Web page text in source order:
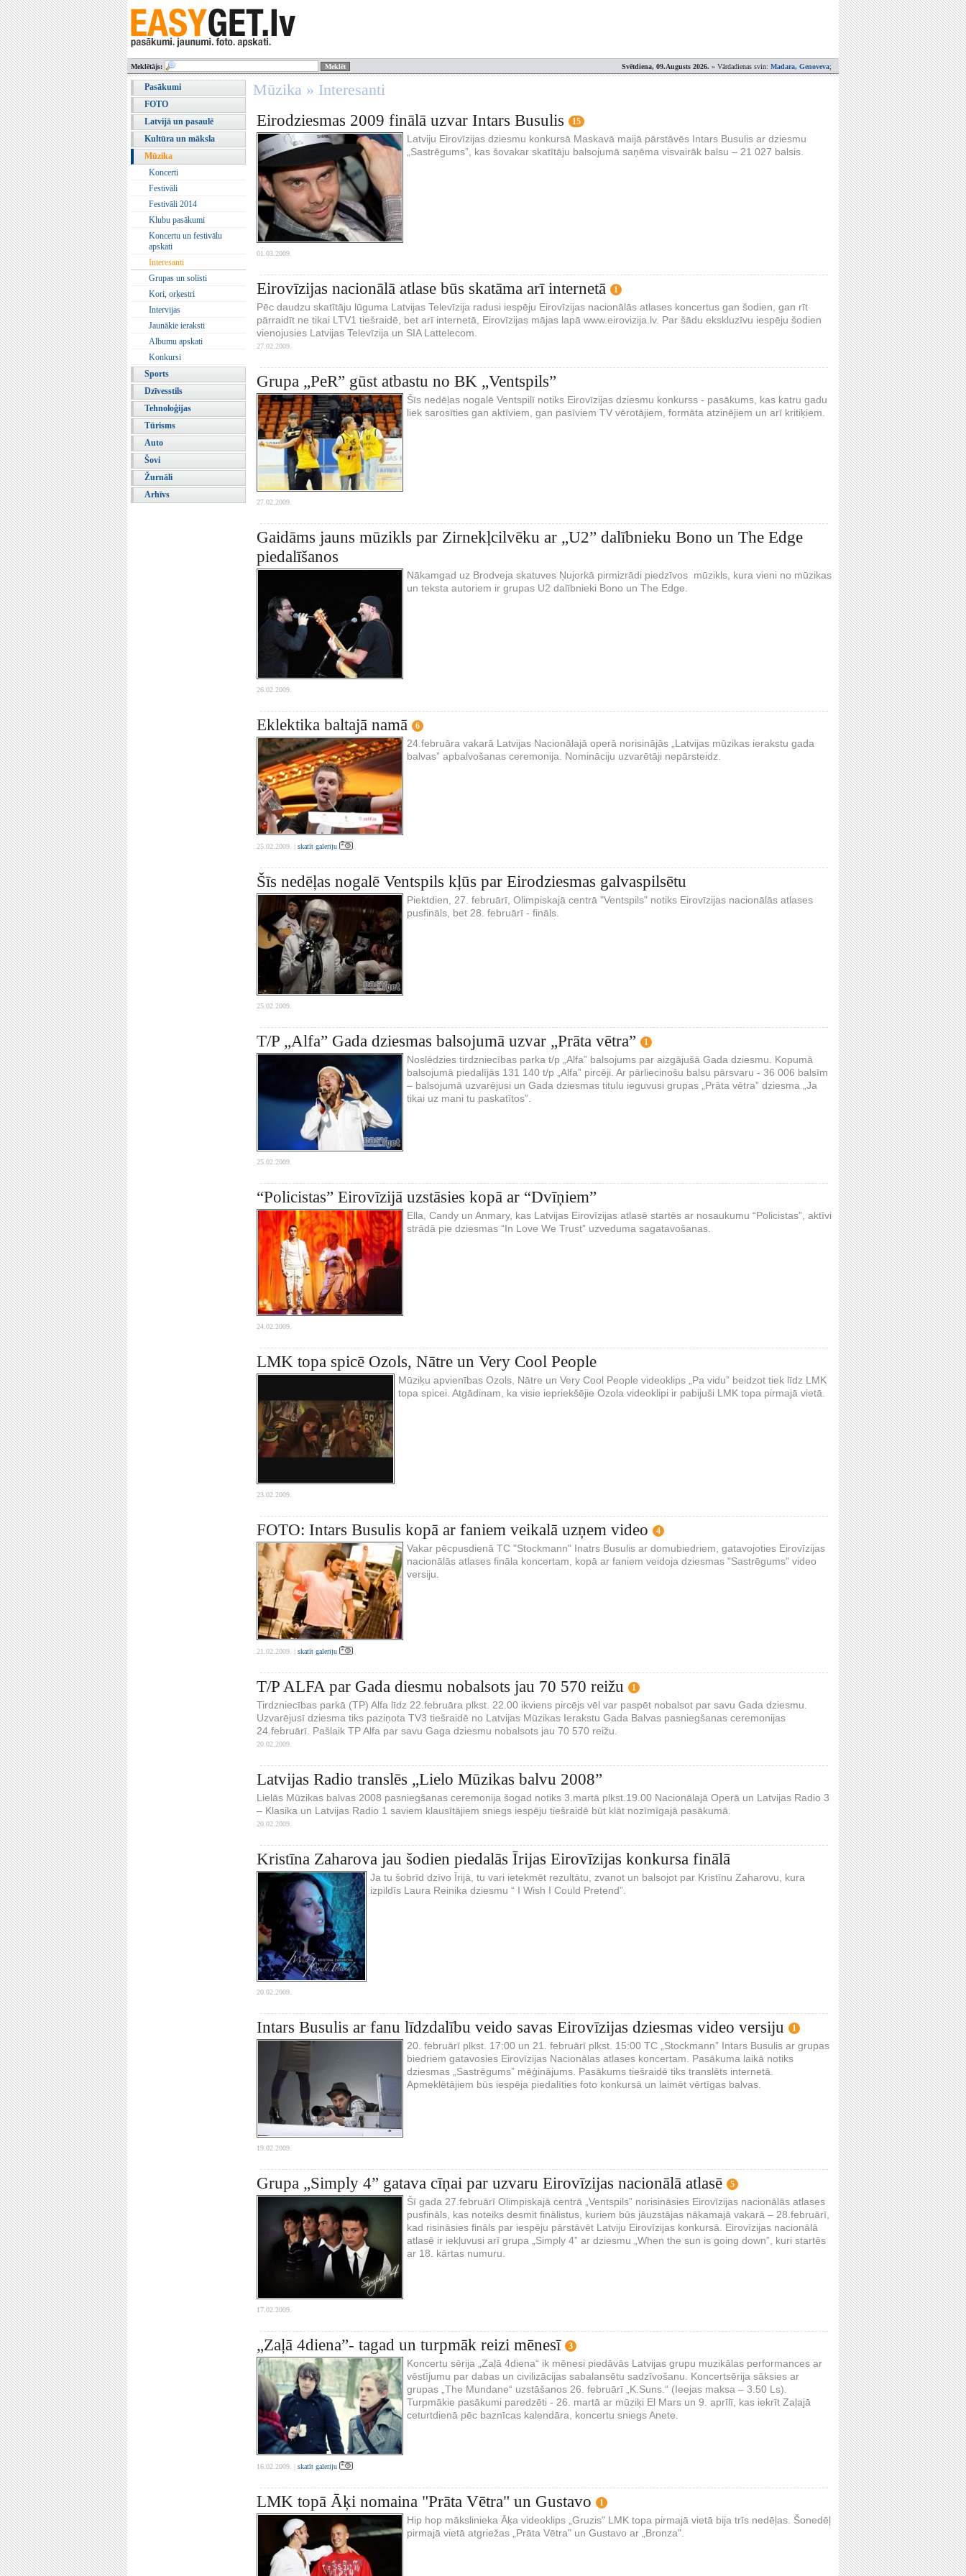
Svētdiena, 09.Augusts 2026. » Vārdadienas svin: Madara, Genoveva;
Meklētājs:
Pasākumi
FOTO
Latvijā un pasaulē
Kultūra un māksla
Mūzika
Koncerti
Festivāli
Festivāli 2014
Klubu pasākumi
Koncertu un festivālu
apskati
Interesanti
Grupas un solisti
Kori, orķestri
Intervijas
Jaunākie ieraksti
Albumu apskati
Konkursi
Sports
Dzīvesstils
Tehnoloģijas
Tūrisms
Auto
Šovi
Žurnāli
Arhīvs
Mūzika » Interesanti
Eirodziesmas 2009 finālā uzvar Intars Busulis
15
Latviju Eirovīzijas dziesmu konkursā Maskavā maijā pārstāvēs Intars Busulis ar dziesmu
„Sastrēgums”, kas šovakar skatītāju balsojumā saņēma visvairāk balsu – 21 027 balsis.
01.03.2009.
Eirovīzijas nacionālā atlase būs skatāma arī internetā 1
Pēc daudzu skatītāju lūguma Latvijas Televīzija radusi iespēju Eirovīzijas nacionālās atlases koncertus gan šodien, gan rīt
pārraidīt ne tikai LTV1 tiešraidē, bet arī internetā, Eirovīzijas mājas lapā www.eirovizija.lv. Par šādu ekskluzīvu iespēju šodien
vienojusies Latvijas Televīzija un SIA Lattelecom.
27.02.2009.
Grupa „PeR” gūst atbastu no BK „Ventspils”
Šīs nedēļas nogalē Ventspilī notiks Eirovīzijas dziesmu konkurss - pasākums, kas katru gadu
liek sarosīties gan aktīviem, gan pasīviem TV vērotājiem, formāta atzinējiem un arī kritiķiem.
27.02.2009.
Gaidāms jauns mūzikls par Zirnekļcilvēku ar „U2” dalībnieku Bono un The Edge
piedalīšanos
Nākamgad uz Brodveja skatuves Ņujorkā pirmizrādi piedzīvos mūzikls, kura vieni no mūzikas
un teksta autoriem ir grupas U2 dalībnieki Bono un The Edge.
26.02.2009.
Eklektika baltajā namā 6
24.februāra vakarā Latvijas Nacionālajā operā norisinājās „Latvijas mūzikas ierakstu gada
balvas” apbalvošanas ceremonija. Nomināciju uzvarētāji nepārsteidz.
25.02.2009. | skatīt galeriju
Šīs nedēļas nogalē Ventspils kļūs par Eirodziesmas galvaspilsētu
Piektdien, 27. februārī, Olimpiskajā centrā "Ventspils" notiks Eirovīzijas nacionālās atlases
pusfināls, bet 28. februārī - fināls.
25.02.2009.
T/P „Alfa” Gada dziesmas balsojumā uzvar „Prāta vētra” 1
Noslēdzies tirdzniecības parka t/p „Alfa” balsojums par aizgājušā Gada dziesmu. Kopumā
balsojumā piedalījās 131 140 t/p „Alfa” pircēji. Ar pārliecinošu balsu pārsvaru - 36 006 balsīm
– balsojumā uzvarējusi un Gada dziesmas titulu ieguvusi grupas „Prāta vētra” dziesma „Ja
tikai uz mani tu paskatītos”.
25.02.2009.
“Policistas” Eirovīzijā uzstāsies kopā ar “Dvīņiem”
Ella, Candy un Anmary, kas Latvijas Eirovīzijas atlasē startēs ar nosaukumu “Policistas”, aktīvi
strādā pie dziesmas “In Love We Trust” uzveduma sagatavošanas.
24.02.2009.
LMK topa spicē Ozols, Nātre un Very Cool People
Mūziķu apvienības Ozols, Nātre un Very Cool People videoklips „Pa vidu” beidzot tiek līdz LMK
topa spicei. Atgādinam, ka visie iepriekšējie Ozola videoklipi ir pabijuši LMK topa pirmajā vietā.
23.02.2009.
FOTO: Intars Busulis kopā ar faniem veikalā uzņem video 4
Vakar pēcpusdienā TC "Stockmann" Inatrs Busulis ar domubiedriem, gatavojoties Eirovīzijas
nacionālās atlases fināla koncertam, kopā ar faniem veidoja dziesmas "Sastrēgums" video
versiju.
21.02.2009. | skatīt galeriju
T/P ALFA par Gada diesmu nobalsots jau 70 570 reižu 1
Tirdzniecības parkā (TP) Alfa līdz 22.februāra plkst. 22.00 ikviens pircējs vēl var paspēt nobalsot par savu Gada dziesmu.
Uzvarējusī dziesma tiks paziņota TV3 tiešraidē no Latvijas Mūzikas Ierakstu Gada Balvas pasniegšanas ceremonijas
24.februārī. Pašlaik TP Alfa par savu Gaga dziesmu nobalsots jau 70 570 reižu.
20.02.2009.
Latvijas Radio translēs „Lielo Mūzikas balvu 2008”
Lielās Mūzikas balvas 2008 pasniegšanas ceremonija šogad notiks 3.martā plkst.19.00 Nacionālajā Operā un Latvijas Radio 3
– Klasika un Latvijas Radio 1 saviem klausītājiem sniegs iespēju tiešraidē būt klāt nozīmīgajā pasākumā.
20.02.2009.
Kristīna Zaharova jau šodien piedalās Īrijas Eirovīzijas konkursa finālā
Ja tu šobrīd dzīvo Īrijā, tu vari ietekmēt rezultātu, zvanot un balsojot par Kristīnu Zaharovu, kura
izpildīs Laura Reinika dziesmu “ I Wish I Could Pretend”.
20.02.2009.
Intars Busulis ar fanu līdzdalību veido savas Eirovīzijas dziesmas video versiju 1
20. februārī plkst. 17:00 un 21. februārī plkst. 15:00 TC „Stockmann” Intars Busulis ar grupas
biedriem gatavosies Eirovīzijas Nacionālas atlases koncertam. Pasākuma laikā notiks
dziesmas „Sastrēgums” mēģinājums. Pasākums tiešraidē tiks translēts internetā.
Apmeklētājiem būs iespēja piedalīties foto konkursā un laimēt vērtīgas balvas.
19.02.2009.
Grupa „Simply 4” gatava cīņai par uzvaru Eirovīzijas nacionālā atlasē 5
Šī gada 27.februārī Olimpiskajā centrā „Ventspils” norisināsies Eirovīzijas nacionālās atlases
pusfināls, kas noteiks desmit finālistus, kuriem būs jāuzstājas nākamajā vakarā – 28.februārī,
kad risināsies fināls par iespēju pārstāvēt Latviju Eirovīzijas konkursā. Eirovīzijas nacionālā
atlasē ir iekļuvusi arī grupa „Simply 4” ar dziesmu „When the sun is going down”, kuri startēs
ar 18. kārtas numuru.
17.02.2009.
„Zaļā 4diena”- tagad un turpmāk reizi mēnesī 3
Koncertu sērija „Zaļā 4diena“ ik mēnesi piedāvās Latvijas grupu muzikālas performances ar
vēstījumu par dabas un civilizācijas sabalansētu sadzīvošanu. Koncertsērija sāksies ar
grupas „The Mundane“ uzstāšanos 26. februārī „K.Suns.“ (Ieejas maksa – 3.50 Ls).
Turpmākie pasākumi paredzēti - 26. martā ar mūziķi El Mars un 9. aprīlī, kas iekrīt Zaļajā
ceturtdienā pēc baznīcas kalendāra, koncertu sniegs Anete.
16.02.2009. | skatīt galeriju
LMK topā Āķi nomaina "Prāta Vētra" un Gustavo 1
Hip hop mākslinieka Āķa videoklips „Gruzis" LMK topa pirmajā vietā bija trīs nedēļas. Šonedēļ
pirmajā vietā atgriežas „Prāta Vētra" un Gustavo ar „Bronza".